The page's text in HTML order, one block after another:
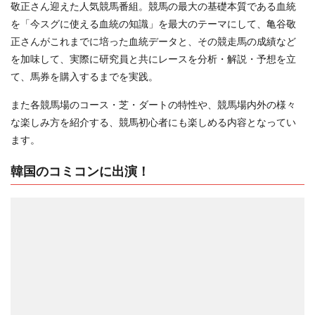
敬正さん迎えた人気競馬番組。競馬の最大の基礎本質である血統
を「今スグに使える血統の知識」を最大のテーマにして、亀谷敬
正さんがこれまでに培った血統データと、その競走馬の成績など
を加味して、実際に研究員と共にレースを分析・解説・予想を立
て、馬券を購入するまでを実践。
また各競馬場のコース・芝・ダートの特性や、競馬場内外の様々
な楽しみ方を紹介する、競馬初心者にも楽しめる内容となってい
ます。
韓国のコミコンに出演！